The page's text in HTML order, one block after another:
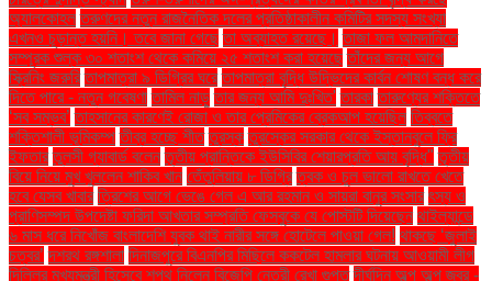
অ্যালকোহল তরুণদের নতুন রাজনৈতিক দলের প্রতিষ্ঠাকালীন কমিটির সদস্য সংখ্যা
এখনও চূড়ান্ত হয়নি। তবে জানা গেছে তা অব্যাহত রয়েছে। তাজা ফল আমদানিতে
সম্পূরক শুল্ক ৩০ শতাংশ থেকে কমিয়ে ২৫ শতাংশ করা হয়েছে তাঁদের জন্য আগে
স্ক্রিনিং জরুরি তাপমাত্রা ৯ ডিগ্রির ঘরে তাপমাত্রা বৃদ্ধি উদ্ভিদের কার্বন শোষণ বন্ধ করে
দিতে পারে - নতুন গবেষণা তামিল নাড়ু তার জন্য আমি দুঃখিত' তারকা তারুণ্যের শক্তিতে
‘সব সম্ভব’ তাহসানের কারণেই রোজা ও তার প্রেমিকের ব্রেকআপ হয়েছিল তিব্বতে
শক্তিশালী ভূমিকম্প তীব্র হচ্ছে শীত তুরস্ক তুরস্কের সরকার থেকে ইস্তানবুলে ফ্রি
ইফতার তুলসী গ্যাবার্ড বলেন তৃতীয় প্রান্তিকে ইউসিবির শেয়ারপ্রতি আয় বৃদ্ধি" তৃতীয়
বিয়ে নিয়ে মুখ খুললেন শাকিব খান তেঁতুলিয়ায় ৮ ডিগ্রি ত্বক ও চুল ভালো রাখতে খেতে
হবে যেসব খাবার ত্রিশের আগে ভেঙে গেল এ আর রহমান ও সায়রা বানুর সংসার ৎস্য ও
প্রাণিসম্পদ উপদেষ্টা ফরিদা আখতার সম্প্রতি ফেসবুকে যে পোস্টটি দিয়েছেন থাইল্যান্ডে
৬ মাস ধরে নিখোঁজ বাংলাদেশি যুবক থাই নারীর সঙ্গে হোটেলে পাওয়া গেল! থাকছে ‘জুলাই
চত্বর’ দশরথ রঙ্গশালা দিনাজপুরে বিএনপির মিছিলে ককটেল হামলার ঘটনায় আওয়ামী লীগ
দিল্লির মুখ্যমন্ত্রী হিসেবে শপথ নিলেন বিজেপি নেত্রী রেখা গুপ্ত দীর্ঘদিন অল্প অল্প জ্বর -